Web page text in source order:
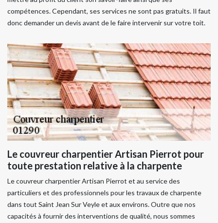
compétences. Cependant, ses services ne sont pas gratuits. Il faut
donc demander un devis avant de le faire intervenir sur votre toit.
Le couvreur charpentier Artisan Pierrot pour
toute prestation relative à la charpente
Le couvreur charpentier Artisan Pierrot et au service des
particuliers et des professionnels pour les travaux de charpente
dans tout Saint Jean Sur Veyle et aux environs. Outre que nos
capacités à fournir des interventions de qualité, nous sommes